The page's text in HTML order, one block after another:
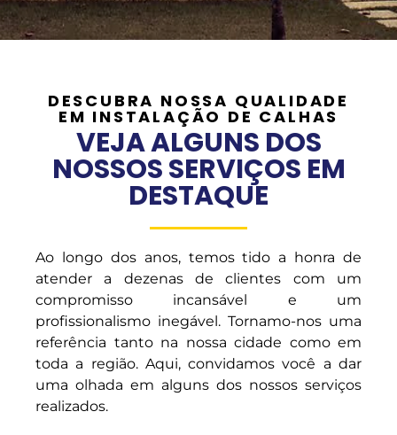
DESCUBRA NOSSA QUALIDADE
EM INSTALAÇÃO DE CALHAS
VEJA ALGUNS DOS
NOSSOS SERVIÇOS EM
DESTAQUE
Ao longo dos anos, temos tido a honra de
atender a dezenas de clientes com um
compromisso incansável e um
profissionalismo inegável. Tornamo-nos uma
referência tanto na nossa cidade como em
toda a região. Aqui, convidamos você a dar
uma olhada em alguns dos nossos serviços
realizados.